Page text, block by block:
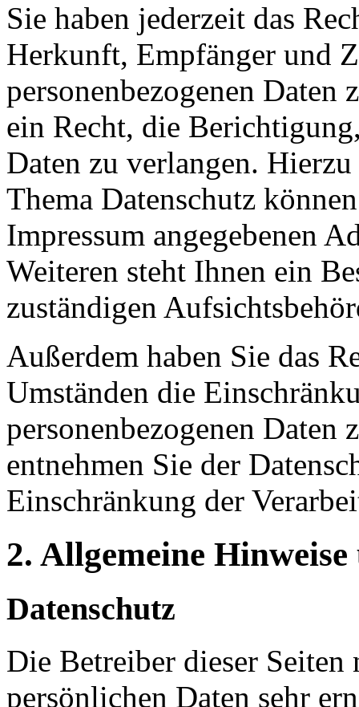
Sie haben jederzeit das
Herkunft, Empfänger und
personenbezogenen Daten
ein Recht, die
Daten zu verlangen.
Thema Datenschutz
Impressum angegebenen
Weiteren steht Ihnen ein
zuständigen
Außerdem haben Sie das
Umständen die
personenbezogenen Daten
entnehmen Sie der
Einschränkung der
2. Allgemeine
Datenschutz
Die Betreiber dieser Seiten
persönlichen Daten sehr